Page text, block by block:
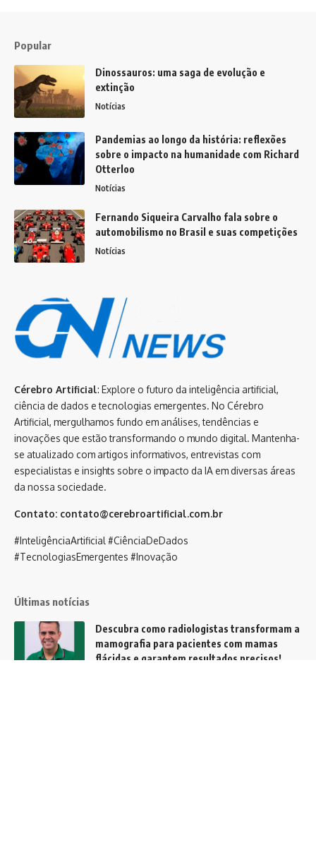
Popular
Dinossauros: uma saga de evolução e
extinção
Notícias
Pandemias ao longo da história: reflexões
sobre o impacto na humanidade com Richard
Otterloo
Notícias
Fernando Siqueira Carvalho fala sobre o
automobilismo no Brasil e suas competições
Notícias
Cérebro Artificial: Explore o futuro da inteligência artificial,
ciência de dados e tecnologias emergentes. No Cérebro
Artificial, mergulhamos fundo em análises, tendências e
inovações que estão transformando o mundo digital. Mantenha-
se atualizado com artigos informativos, entrevistas com
especialistas e insights sobre o impacto da IA em diversas áreas
da nossa sociedade.
Contato: contato@cerebroartificial.com.br
#InteligênciaArtificial #CiênciaDeDados
#TecnologiasEmergentes #Inovação
Últimas notícias
Descubra como radiologistas transformam a
mamografia para pacientes com mamas
flácidas e garantem resultados precisos!